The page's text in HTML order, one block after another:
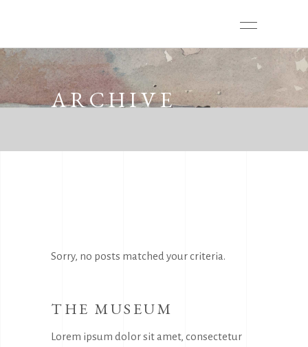
ARCHIVE
Sorry, no posts matched your criteria.
THE MUSEUM
Lorem ipsum dolor sit amet, consectetur